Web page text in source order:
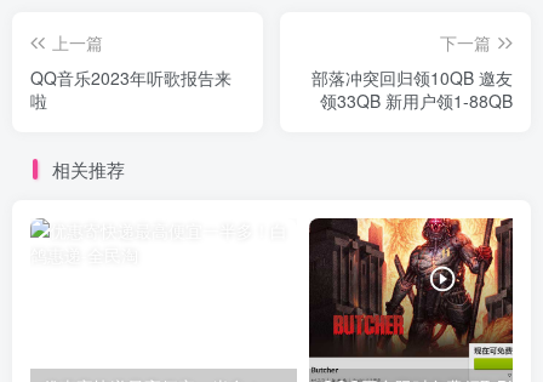
上一篇
QQ音乐2023年听歌报告来
啦
下一篇
部落冲突回归领10QB 邀友
领33QB 新用户领1-88QB
相关推荐